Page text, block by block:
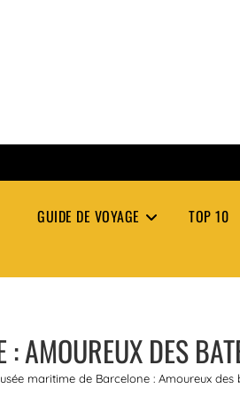
GUIDE DE VOYAGE TOP 10
AMOUREUX DES
maritime de Barcelone : Amoureux